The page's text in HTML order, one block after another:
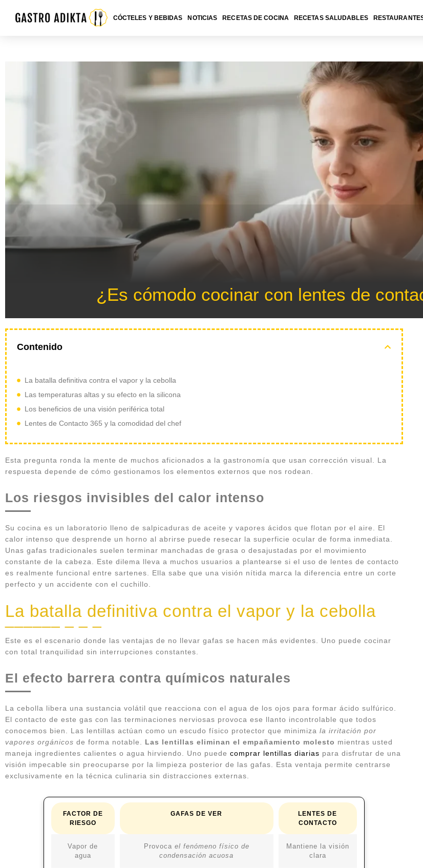
CÓCTELES Y BEBIDAS NOTICIAS RECETAS DE COCINA RECETAS SALUDABLES
¿Es cómodo cocinar con lentes de
Contenido
La batalla definitiva contra el vapor y la cebolla
Las temperaturas altas y su efecto en la silicona
Los beneficios de una visión periférica total
Lentes de Contacto 365 y la comodidad del chef
Esta pregunta ronda la mente de muchos aficionados a la gastronomía que usan corrección visual. La
respuesta depende de cómo gestionamos los elementos externos que nos rodean.
Los riesgos invisibles del calor intenso
Su cocina es un laboratorio lleno de salpicaduras de aceite y vapores ácidos que flotan por el aire. El
calor intenso que desprende un horno al abrirse puede resecar la superficie ocular de forma inmediata.
Unas gafas tradicionales suelen terminar manchadas de grasa o desajustadas por el movimiento
constante de la cabeza. Este dilema lleva a muchos usuarios a plantearse si el uso de lentes de contacto
es realmente funcional entre sartenes. Ella sabe que una visión nítida marca la diferencia entre un corte
perfecto y un accidente con el cuchillo.
La batalla definitiva contra el vapor y la cebolla
Este es el escenario donde las ventajas de no llevar gafas se hacen más evidentes. Uno puede cocinar
con total tranquilidad sin interrupciones constantes.
El efecto barrera contra químicos naturales
La cebolla libera una sustancia volátil que reacciona con el agua de los ojos para formar ácido sulfúrico.
El contacto de este gas con las terminaciones nerviosas provoca ese llanto incontrolable que todos
conocemos bien. Las lentillas actúan como un escudo físico protector que minimiza la irritación por
vapores orgánicos de forma notable. Las lentillas eliminan el empañamiento molesto mientras usted
maneja ingredientes calientes o agua hirviendo. Uno puede comprar lentillas diarias para disfrutar de una
visión impecable sin preocuparse por la limpieza posterior de las gafas. Esta ventaja permite centrarse
exclusivamente en la técnica culinaria sin distracciones externas.
FACTOR DE
RIESGO
GAFAS DE VER
LENTES DE
CONTACTO
Vapor de
agua
Provoca el fenómeno físico de
condensación acuosa
Mantiene la visión
clara